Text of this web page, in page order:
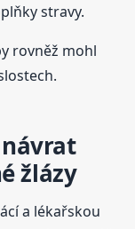
stravy.
rovněž mohl
žlázy
a lékařskou